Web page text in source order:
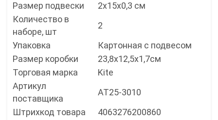
Размер подвески
2х15х0,3 см
Количество в
наборе, шт
2
Упаковка
Картонная с подвесом
Размер коробки
23,8x12,5x1,7см
Торговая марка
Kite
Артикул
поставщика
AT25-3010
Штрихкод товара
4063276200860